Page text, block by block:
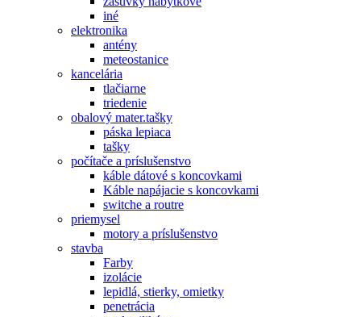
iné
elektronika
antény
meteostanice
kancelária
tlačiarne
triedenie
obalový mater.tašky
páska lepiaca
tašky
počítače a príslušenstvo
káble dátové s koncovkami
Káble napájacie s koncovkami
switche a routre
priemysel
motory a príslušenstvo
stavba
Farby
izolácie
lepidlá, stierky, omietky
penetrácia